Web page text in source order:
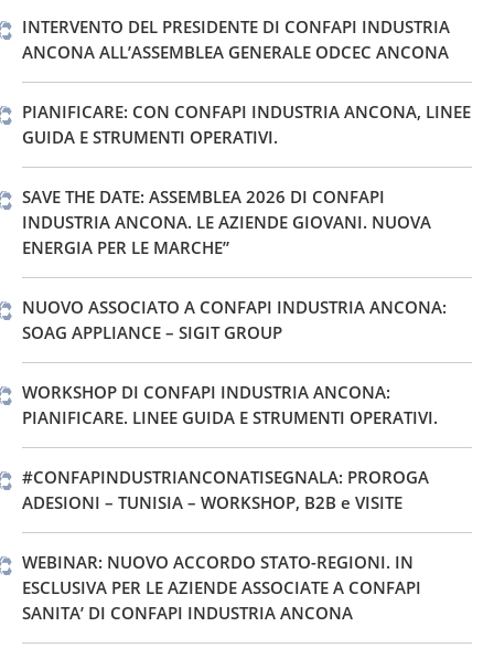
INTERVENTO DEL PRESIDENTE DI CONFAPI INDUSTRIA
ANCONA ALL’ASSEMBLEA GENERALE ODCEC ANCONA
PIANIFICARE: CON CONFAPI INDUSTRIA ANCONA, LINEE
GUIDA E STRUMENTI OPERATIVI.
SAVE THE DATE: ASSEMBLEA 2026 DI CONFAPI
INDUSTRIA ANCONA. LE AZIENDE GIOVANI. NUOVA
ENERGIA PER LE MARCHE”
NUOVO ASSOCIATO A CONFAPI INDUSTRIA ANCONA:
SOAG APPLIANCE – SIGIT GROUP
WORKSHOP DI CONFAPI INDUSTRIA ANCONA:
PIANIFICARE. LINEE GUIDA E STRUMENTI OPERATIVI.
#CONFAPINDUSTRIANCONATISEGNALA: PROROGA
ADESIONI – TUNISIA – WORKSHOP, B2B e VISITE
WEBINAR: NUOVO ACCORDO STATO-REGIONI. IN
ESCLUSIVA PER LE AZIENDE ASSOCIATE A CONFAPI
SANITA’ DI CONFAPI INDUSTRIA ANCONA